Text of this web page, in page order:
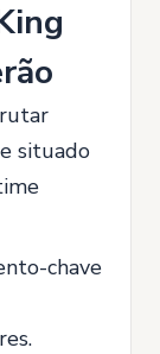
situado
chave